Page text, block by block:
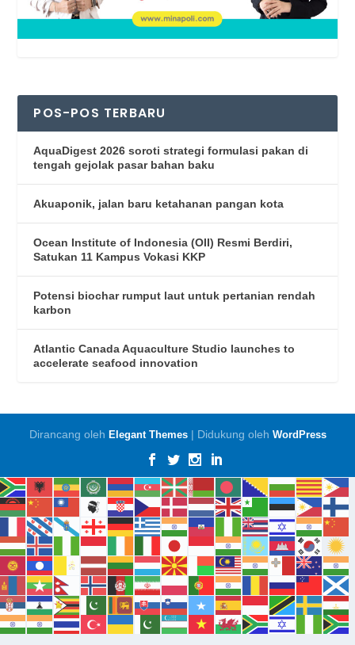
POS-POS TERBARU
AquaDigest 2026 soroti strategi formulasi pakan di
tengah gejolak pasar bahan baku
Akuaponik, jalan baru ketahanan pangan kota
Ocean Institute of Indonesia (OII) Resmi Berdiri,
Satukan 11 Kampus Vokasi KKP
Potensi biochar rumput laut untuk pertanian rendah
karbon
Atlantic Canada Aquaculture Studio launches to
accelerate seafood innovation
Dirancang oleh Elegant Themes| Didukung oleh WordPress